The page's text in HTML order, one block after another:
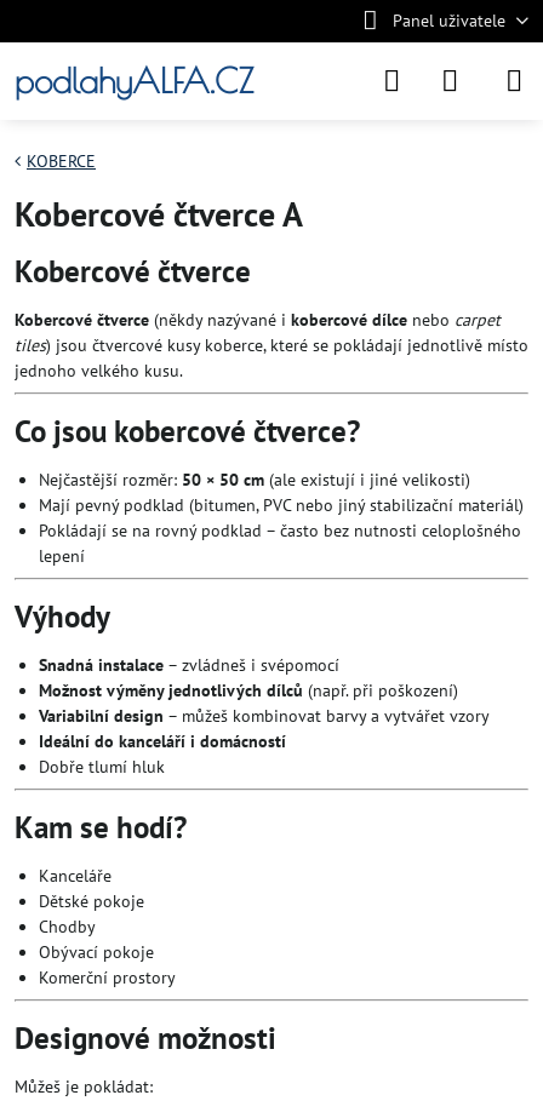
Panel uživatele
podlahyALFA.CZ
KOBERCE
Kobercové čtverce A
Kobercové čtverce
Kobercové čtverce (někdy nazývané i kobercové dílce nebo carpet
tiles) jsou čtvercové kusy koberce, které se pokládají jednotlivě místo
jednoho velkého kusu.
Co jsou kobercové čtverce?
Nejčastější rozměr: 50 × 50 cm (ale existují i jiné velikosti)
Mají pevný podklad (bitumen, PVC nebo jiný stabilizační materiál)
Pokládají se na rovný podklad – často bez nutnosti celoplošného
lepení
Výhody
Snadná instalace – zvládneš i svépomocí
Možnost výměny jednotlivých dílců (např. při poškození)
Variabilní design – můžeš kombinovat barvy a vytvářet vzory
Ideální do kanceláří i domácností
Dobře tlumí hluk
Kam se hodí?
Kanceláře
Dětské pokoje
Chodby
Obývací pokoje
Komerční prostory
Designové možnosti
Můžeš je pokládat: